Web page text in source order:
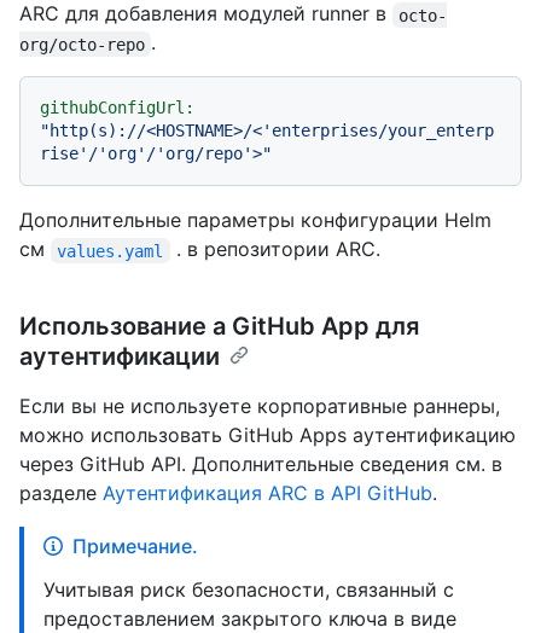
ARC для добавления модулей runner в
octo-
org/octo-repo .
githubConfigUrl:
"http(s)://<HOSTNAME>/<'enterprises/your_enterp
rise'/'org'/'org/repo'>"
Дополнительные параметры конфигурации Helm
см
values.yaml . в репозитории ARC.
Использование a GitHub App для
аутентификации
Если вы не используете корпоративные раннеры,
можно использовать GitHub Apps аутентификацию
через GitHub API. Дополнительные сведения см. в
разделе Аутентификация ARC в API GitHub.
Примечание.
Учитывая риск безопасности, связанный с
предоставлением закрытого ключа в виде